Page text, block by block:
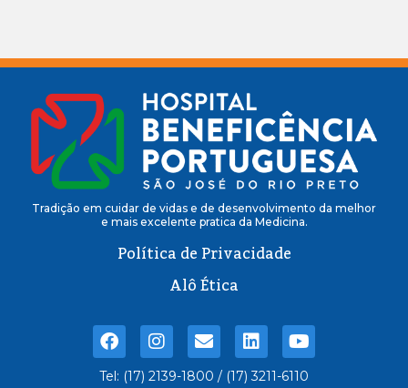
Tradição em cuidar de vidas e de desenvolvimento da melhor
e mais excelente pratica da Medicina.
Política de Privacidade
Alô Ética
Tel: (17) 2139-1800 / (17) 3211-6110